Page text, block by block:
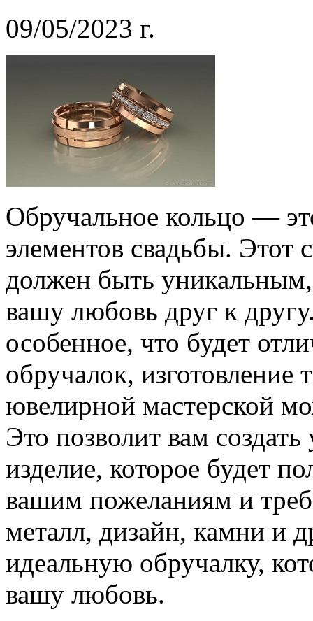
09/05/2023 г.
Обручальное кольцо —
элементов свадьбы. Этот
должен быть
вашу любовь друг к
особенное, что будет
обручалок, изготовление
ювелирной мастерской
Это позволит вам
изделие, которое будет
вашим пожеланиям и
металл, дизайн, камни и
идеальную обручалку,
вашу любовь.